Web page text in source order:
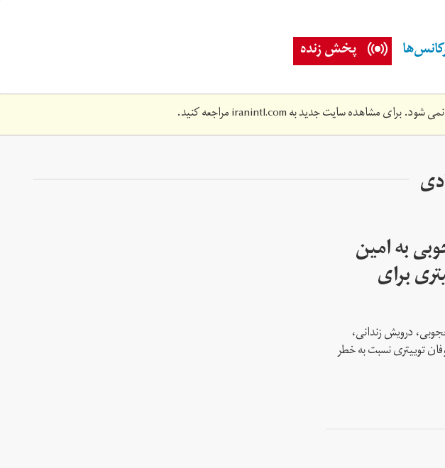
پخش زنده
شود. برای مشاهده سایت جدید بهiranintl.comمراجعه کنید.
به امین
برای
درویش زندانی،‌
توییتری نسبت به خطر